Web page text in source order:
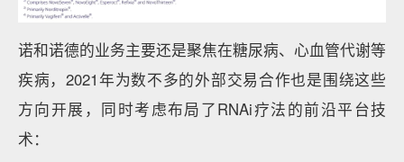
诺和诺德的业务主要还是聚焦在糖尿病、心血管代谢等
疾病，2021年为数不多的外部交易合作也是围绕这些
方向开展，同时考虑布局了RNAi疗法的前沿平台技
术：